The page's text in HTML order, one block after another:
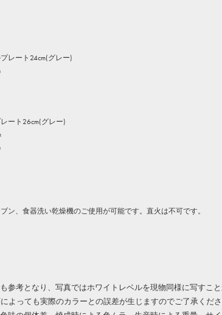
レート24cm(グレー)
ート26cm(グレー)
ン、食器洗い乾燥機のご使用が可能です。直火は不可です。
参考となり、写真ではホワイトレベルを現物同様に写すこと
よっても実際のカラーとの誤差が生じますのでご了承くださ